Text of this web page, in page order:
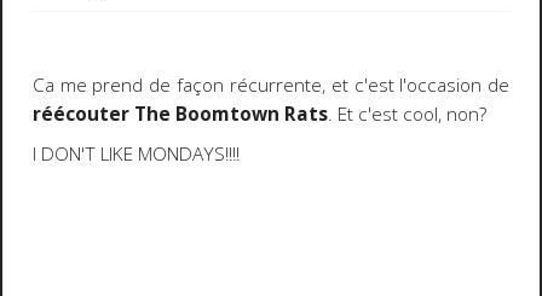
Ca me prend de façon récurrente, et c'est l'occasion de
réécouter The Boomtown Rats. Et c'est cool, non?
I DON'T LIKE MONDAYS!!!!